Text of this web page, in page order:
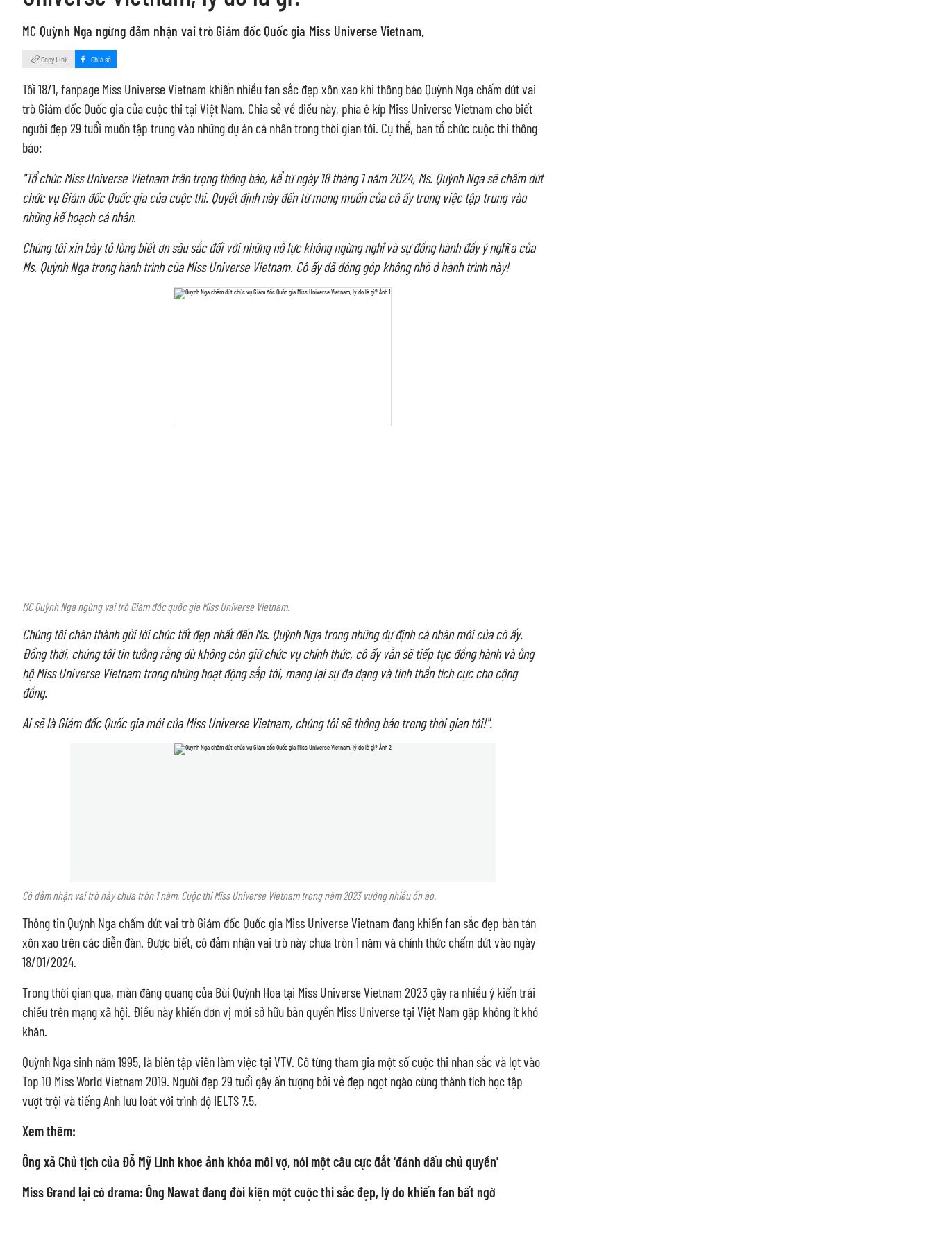
MC Quỳnh Nga ngừng đảm nhận vai trò Giám đốc Quốc gia Miss Universe Vietnam.
Copy Link Chia sẻ
Tối 18/1, fanpage Miss Universe Vietnam khiến nhiều fan sắc đẹp xôn xao khi thông báo Quỳnh Nga chấm dứt vai
trò Giám đốc Quốc gia của cuộc thi tại Việt Nam. Chia sẻ về điều này, phía ê kíp Miss Universe Vietnam cho biết
người đẹp 29 tuổi muốn tập trung vào những dự án cá nhân trong thời gian tới. Cụ thể, ban tổ chức cuộc thi thông
báo:
"Tổ chức Miss Universe Vietnam trân trọng thông báo, kể từ ngày 18 tháng 1 năm 2024, Ms. Quỳnh Nga sẽ chấm dứt
chức vụ Giám đốc Quốc gia của cuộc thi. Quyết định này đến từ mong muốn của cô ấy trong việc tập trung vào
những kế hoạch cá nhân.
Chúng tôi xin bày tỏ lòng biết ơn sâu sắc đối với những nỗ lực không ngừng nghỉ và sự đồng hành đầy ý nghĩa của
Ms. Quỳnh Nga trong hành trình của Miss Universe Vietnam. Cô ấy đã đóng góp không nhỏ ở hành trình này!
MC Quỳnh Nga ngừng vai trò Giám đốc quốc gia Miss Universe Vietnam.
Chúng tôi chân thành gửi lời chúc tốt đẹp nhất đến Ms. Quỳnh Nga trong những dự định cá nhân mới của cô ấy.
Đồng thời, chúng tôi tin tưởng rằng dù không còn giữ chức vụ chính thức, cô ấy vẫn sẽ tiếp tục đồng hành và ủng
hộ Miss Universe Vietnam trong những hoạt động sắp tới, mang lại sự đa dạng và tinh thần tích cực cho cộng
đồng.
Ai sẽ là Giám đốc Quốc gia mới của Miss Universe Vietnam, chúng tôi sẽ thông báo trong thời gian tới!".
Cô đảm nhận vai trò này chưa tròn 1 năm. Cuộc thi Miss Universe Vietnam trong năm 2023 vướng nhiều ồn ào.
Thông tin Quỳnh Nga chấm dứt vai trò Giám đốc Quốc gia Miss Universe Vietnam đang khiến fan sắc đẹp bàn tán
xôn xao trên các diễn đàn. Được biết, cô đảm nhận vai trò này chưa tròn 1 năm và chính thức chấm dứt vào ngày
18/01/2024.
Trong thời gian qua, màn đăng quang của Bùi Quỳnh Hoa tại Miss Universe Vietnam 2023 gây ra nhiều ý kiến trái
chiều trên mạng xã hội. Điều này khiến đơn vị mới sở hữu bản quyền Miss Universe tại Việt Nam gặp không ít khó
khăn.
Quỳnh Nga sinh năm 1995, là biên tập viên làm việc tại VTV. Cô từng tham gia một số cuộc thi nhan sắc và lọt vào
Top 10 Miss World Vietnam 2019. Người đẹp 29 tuổi gây ấn tượng bởi vẻ đẹp ngọt ngào cùng thành tích học tập
vượt trội và tiếng Anh lưu loát với trình độ IELTS 7.5.
Xem thêm:
Ông xã Chủ tịch của Đỗ Mỹ Linh khoe ảnh khóa môi vợ, nói một câu cực đắt 'đánh dấu chủ quyền'
Miss Grand lại có drama: Ông Nawat đang đòi kiện một cuộc thi sắc đẹp, lý do khiến fan bất ngờ